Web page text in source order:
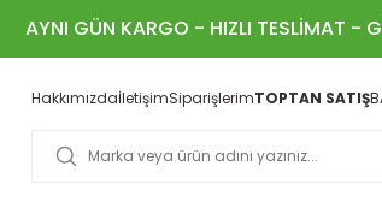
AYNI GÜN KARGO - HIZLI TESLİMAT -
HakkımızdaİletişimSiparişlerimTOPTAN SATIŞ